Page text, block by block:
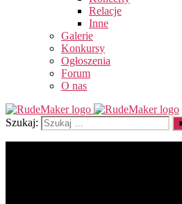
Relacje
Inne
Galerie
Konkursy
Ogłoszenia
Forum
O nas
Szukaj: